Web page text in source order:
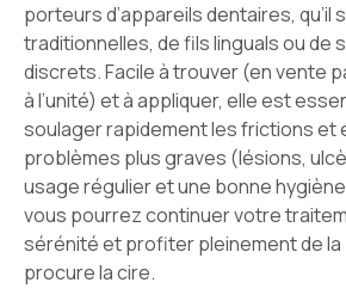
porteurs d’appareils dentaires, qu’il
traditionnelles, de fils linguals ou de
discrets. Facile à trouver (en vente
à l’unité) et à appliquer, elle est
soulager rapidement les frictions et
problèmes plus graves (lésions,
usage régulier et une bonne
vous pourrez continuer votre
sérénité et profiter pleinement de
procure la cire.